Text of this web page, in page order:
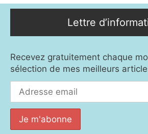
Lettre
Recevez gratuitement chaque
sélection de mes meilleurs